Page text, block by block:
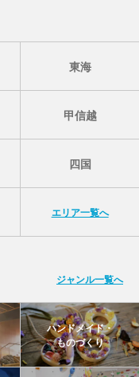
東海
甲信越
四国
エリア一覧へ
ジャンル一覧へ
ハンドメイド・
ものづくり